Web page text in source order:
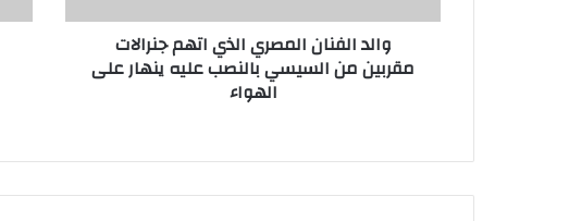
والد الفنان المصري الذي اتهم جنرالات
مقربين من السيسي بالنصب عليه ينهار على
الهواء